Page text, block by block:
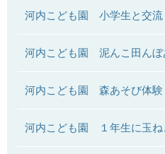
河内こども園 小学生と交流
河内こども園 泥んこ田んぼ
河内こども園 森あそび体験
河内こども園 １年生に玉ね